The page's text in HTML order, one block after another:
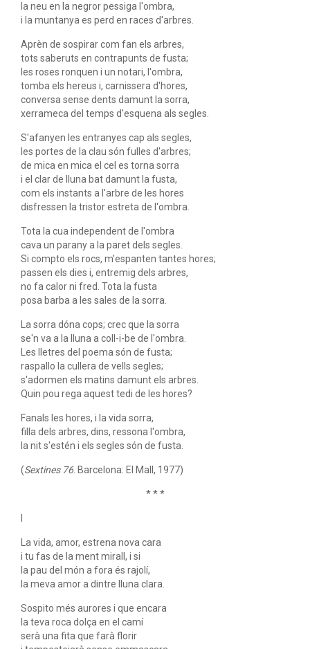
la neu en la negror pessiga l'ombra,
i la muntanya es perd en races d'arbres.
Aprèn de sospirar com fan els arbres,
tots saberuts en contrapunts de fusta;
les roses ronquen i un notari, l'ombra,
tomba els hereus i, carnissera d'hores,
conversa sense dents damunt la sorra,
xerrameca del temps d'esquena als segles.
S'afanyen les entranyes cap als segles,
les portes de la clau són fulles d'arbres;
de mica en mica el cel es torna sorra
i el clar de lluna bat damunt la fusta,
com els instants a l'arbre de les hores
disfressen la tristor estreta de l'ombra.
Tota la cua independent de l'ombra
cava un parany a la paret dels segles.
Si compto els rocs, m'espanten tantes hores;
passen els dies i, entremig dels arbres,
no fa calor ni fred. Tota la fusta
posa barba a les sales de la sorra.
La sorra dóna cops; crec que la sorra
se'n va a la lluna a coll-i-be de l'ombra.
Les lletres del poema són de fusta;
raspallo la cullera de vells segles;
s'adormen els matins damunt els arbres.
Quin pou rega aquest tedi de les hores?
Fanals les hores, i la vida sorra,
filla dels arbres, dins, ressona l'ombra,
la nit s'estén i els segles són de fusta.
(Sextines 76. Barcelona: El Mall, 1977)
* * *
La vida, amor, estrena nova cara
i tu fas de la ment mirall, i si
la pau del món a fora és rajolí,
la meva amor a dintre lluna clara.
Sospito més aurores i que encara
la teva roca dolça en el camí
serà una fita que farà florir